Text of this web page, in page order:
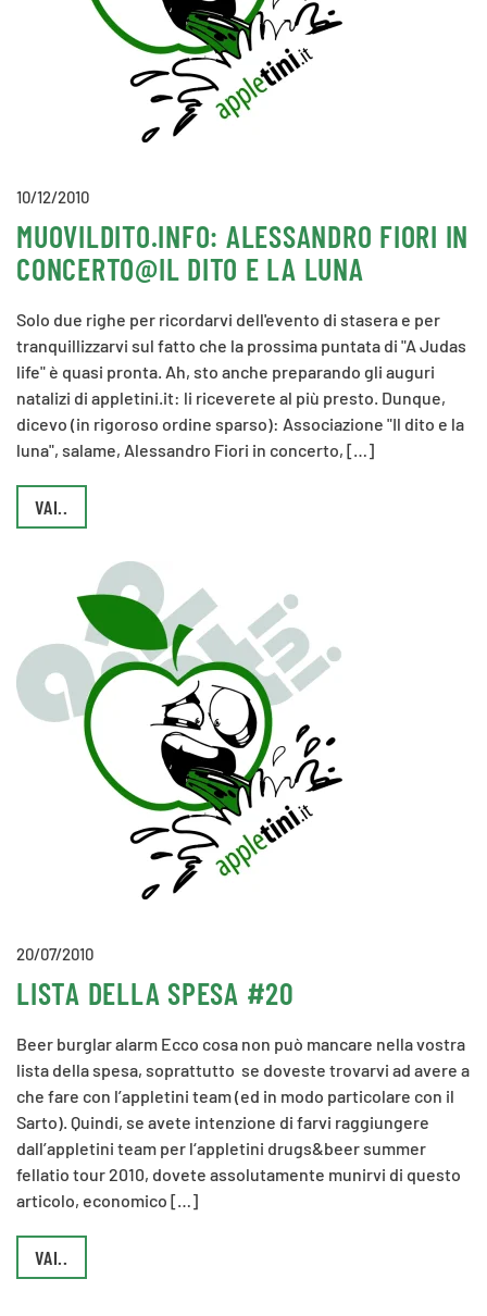
10/12/2010
MUOVILDITO.INFO: ALESSANDRO FIORI IN
CONCERTO@IL DITO E LA LUNA
Solo due righe per ricordarvi dell'evento di stasera e per
tranquillizzarvi sul fatto che la prossima puntata di "A Judas
life" è quasi pronta. Ah, sto anche preparando gli auguri
natalizi di appletini.it: li riceverete al più presto. Dunque,
dicevo (in rigoroso ordine sparso): Associazione "Il dito e la
luna", salame, Alessandro Fiori in concerto, […]
VAI..
20/07/2010
LISTA DELLA SPESA #20
Beer burglar alarm Ecco cosa non può mancare nella vostra
lista della spesa, soprattutto se doveste trovarvi ad avere a
che fare con l’appletini team (ed in modo particolare con il
Sarto). Quindi, se avete intenzione di farvi raggiungere
dall’appletini team per l‘appletini drugs&beer summer
fellatio tour 2010, dovete assolutamente munirvi di questo
articolo, economico […]
VAI..